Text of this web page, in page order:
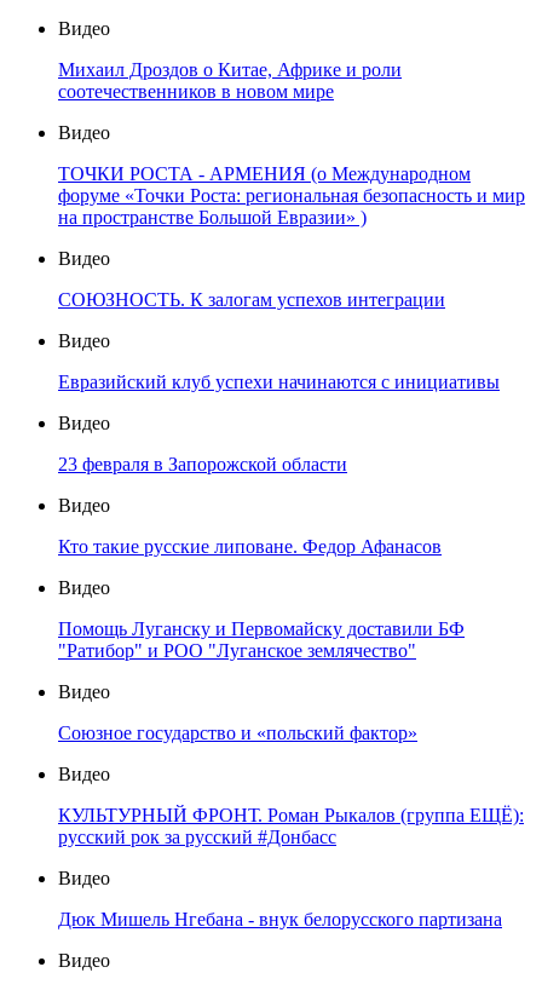
Видео
Михаил Дроздов о Китае, Африке и роли
соотечественников в новом мире
Видео
ТОЧКИ РОСТА - АРМЕНИЯ (о Международном
форуме «Точки Роста: региональная безопасность и мир
на пространстве Большой Евразии» )
Видео
СОЮЗНОСТЬ. К залогам успехов интеграции
Видео
Евразийский клуб успехи начинаются с инициативы
Видео
23 февраля в Запорожской области
Видео
Кто такие русские липоване. Федор Афанасов
Видео
Помощь Луганску и Первомайску доставили БФ
"Ратибор" и РОО "Луганское землячество"
Видео
Союзное государство и «польский фактор»
Видео
КУЛЬТУРНЫЙ ФРОНТ. Роман Рыкалов (группа ЕЩЁ):
русский рок за русский #Донбасс
Видео
Дюк Мишель Нгебана - внук белорусского партизана
Видео